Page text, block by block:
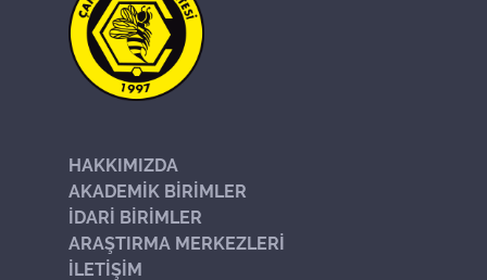
HAKKIMIZDA
AKADEMİK BİRİMLER
İDARİ BİRİMLER
ARAŞTIRMA MERKEZLERİ
İLETİŞİM